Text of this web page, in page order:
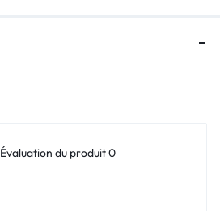
Évaluation du produit 0